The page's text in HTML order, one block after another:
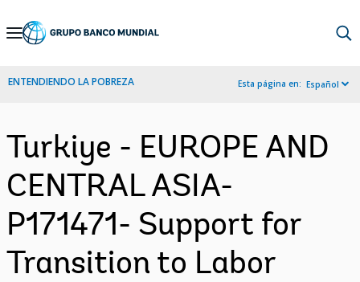
Skip
Navigation
ENTENDIENDO LA POBREZA Esta página en: Español
Turkiye - EUROPE AND
CENTRAL ASIA-
P171471- Support for
Transition to Labor